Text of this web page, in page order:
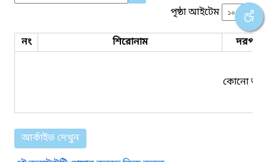
পৃষ্ঠা আইটেম
নং শিরোনাম দরপত্র
কোনো তথ্য
আর্কাইভ দেখুন